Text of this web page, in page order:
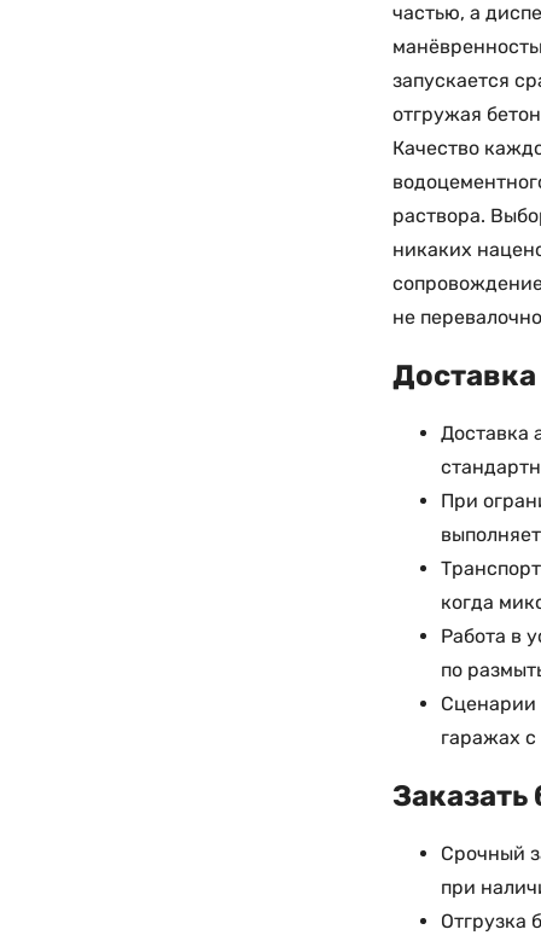
частью, а
запускается
отгружая
Качество
раствора.
никаких
не
Доставка
Доставка
При
когда
Работа в
по
Сценарии
гаражах
Заказать
Срочный
при
Отгрузка